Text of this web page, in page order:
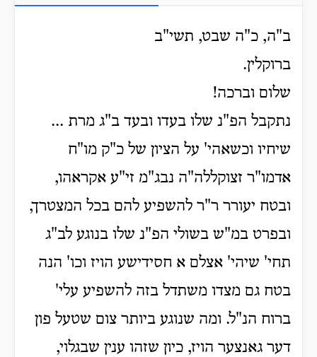
ב"ה, כ"ה שבט, תשי"ב
ברוקלין.
שלום וברכה!
נתקבל הפ"נ שלו בעדו ובעד ב"ג מרת ...
שיחיו וכשאהי' על הציון של כ"ק מו"ח
אדמו"ר זצוקללה"ה נבג"מ זי"ע אקראהו,
ובטח יעורר ר"ר להשפיע להם בכל המצטרך,
ובפרט במ"ש בשולי הפ"נ שלו בנוגע לב"ג
תחי' שיהי' אצלם א חסידישע הויז וכו' הנה
בטח גם מצדו משתדל בזה להשפיע עלי'
ברוח הנ"ל. ומה שנוגע ביותר צום שטעל פון
דער גאנצער הויז, כיון שזהו ענין שבגלוי,